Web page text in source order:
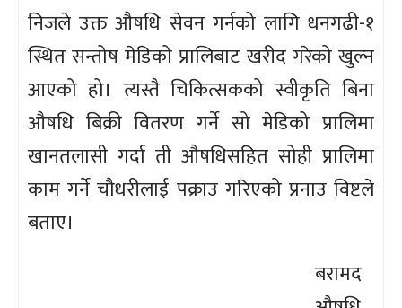
निजले उक्त औषधि सेवन गर्नको लागि धनगढी-१
स्थित सन्तोष मेडिको प्रालिबाट खरीद गरेको खुल्न
आएको हो। त्यस्तै चिकित्सकको स्वीकृति बिना
औषधि बिक्री वितरण गर्ने सो मेडिको प्रालिमा
खानतलासी गर्दा ती औषधिसहित सोही प्रालिमा
काम गर्ने चौधरीलाई पक्राउ गरिएको प्रनाउ विष्टले
बताए।
बरामद